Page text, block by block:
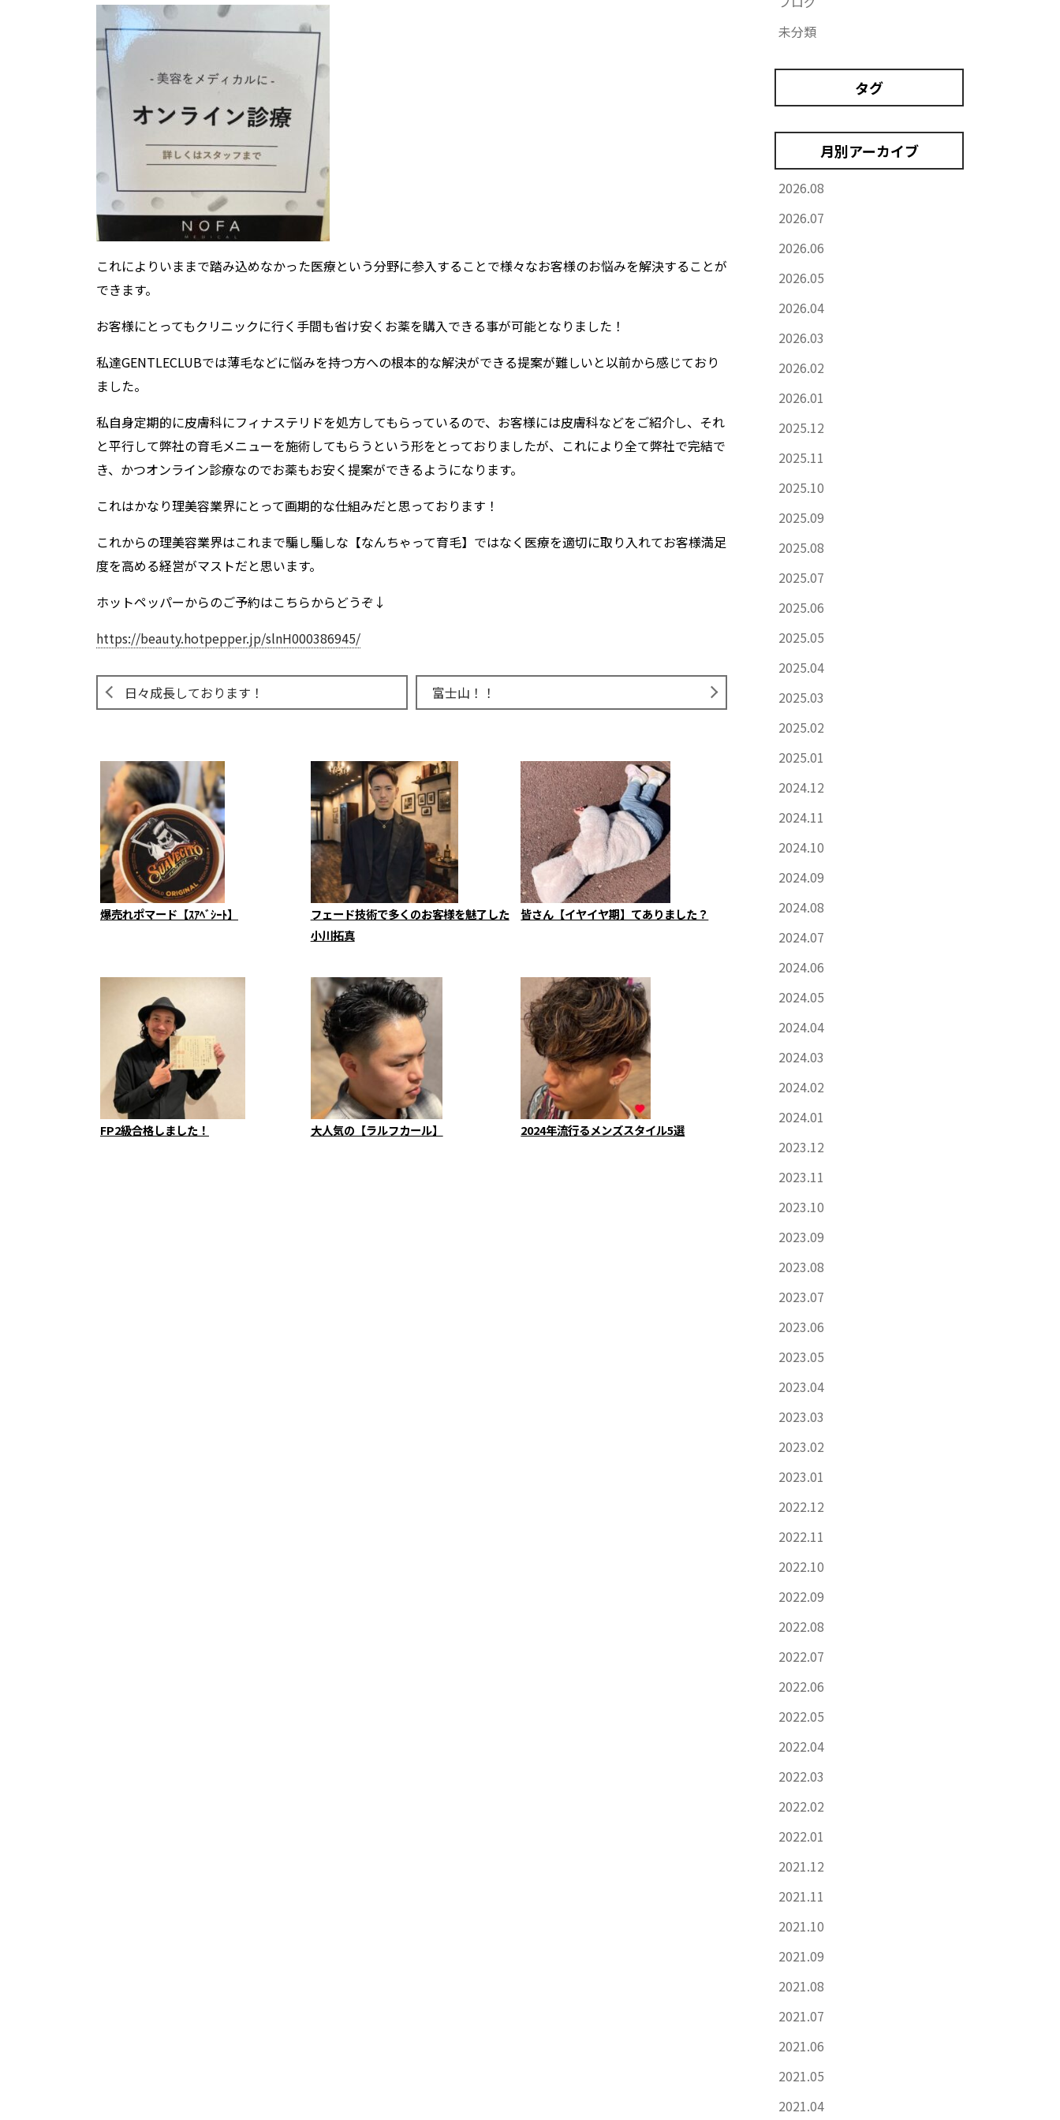
これによりいままで踏み込めなかった医療という分野に参入することで様々なお客様のお悩みを解決することが
できます。
お客様にとってもクリニックに行く手間も省け安くお薬を購入できる事が可能となりました！
私達GENTLECLUBでは薄毛などに悩みを持つ方への根本的な解決ができる提案が難しいと以前から感じており
ました。
私自身定期的に皮膚科にフィナステリドを処方してもらっているので、お客様には皮膚科などをご紹介し、それ
と平行して弊社の育毛メニューを施術してもらうという形をとっておりましたが、これにより全て弊社で完結で
き、かつオンライン診療なのでお薬もお安く提案ができるようになります。
これはかなり理美容業界にとって画期的な仕組みだと思っております！
これからの理美容業界はこれまで騙し騙しな【なんちゃって育毛】ではなく医療を適切に取り入れてお客様満足
度を高める経営がマストだと思います。
ホットペッパーからのご予約はこちらからどうぞ↓
https://beauty.hotpepper.jp/slnH000386945/
日々成長しております！ 富士山！！
爆売れポマード【ｽｱﾍﾞｼｰﾄ】
フェード技術で多くのお客様を魅了した
小川拓真
皆さん【イヤイヤ期】てありました？
FP2級合格しました！ 大人気の【ラルフカール】 2024年流行るメンズスタイル5選
未分類
タグ
月別アーカイブ
2026.08
2026.07
2026.06
2026.05
2026.04
2026.03
2026.02
2026.01
2025.12
2025.11
2025.10
2025.09
2025.08
2025.07
2025.06
2025.05
2025.04
2025.03
2025.02
2025.01
2024.12
2024.11
2024.10
2024.09
2024.08
2024.07
2024.06
2024.05
2024.04
2024.03
2024.02
2024.01
2023.12
2023.11
2023.10
2023.09
2023.08
2023.07
2023.06
2023.05
2023.04
2023.03
2023.02
2023.01
2022.12
2022.11
2022.10
2022.09
2022.08
2022.07
2022.06
2022.05
2022.04
2022.03
2022.02
2022.01
2021.12
2021.11
2021.10
2021.09
2021.08
2021.07
2021.06
2021.05
2021.04